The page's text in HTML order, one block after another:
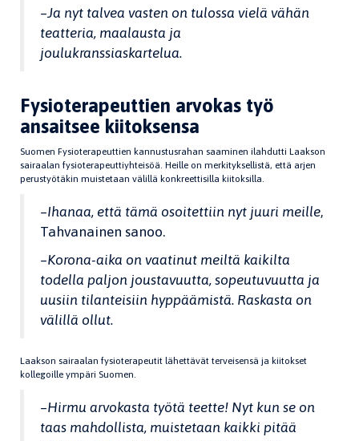
–Ja nyt talvea vasten on tulossa vielä vähän
teatteria, maalausta ja
joulukranssiaskartelua.
Fysioterapeuttien arvokas työ
ansaitsee kiitoksensa
Suomen Fysioterapeuttien kannustusrahan saaminen ilahdutti Laakson
sairaalan fysioterapeuttiyhteisöä. Heille on merkityksellistä, että arjen
perustyötäkin muistetaan välillä konkreettisilla kiitoksilla.
–Ihanaa, että tämä osoitettiin nyt juuri meille,
Tahvanainen sanoo.
–Korona-aika on vaatinut meiltä kaikilta
todella paljon joustavuutta, sopeutuvuutta ja
uusiin tilanteisiin hyppäämistä. Raskasta on
välillä ollut.
Laakson sairaalan fysioterapeutit lähettävät terveisensä ja kiitokset
kollegoille ympäri Suomen.
–Hirmu arvokasta työtä teette! Nyt kun se on
taas mahdollista, muistetaan kaikki pitää